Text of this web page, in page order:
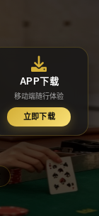
APP下载
移动端随行体验
立即下载